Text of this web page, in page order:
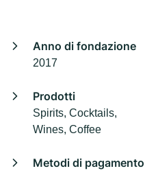
Anno di fondazione
2017
Prodotti
Spirits, Cocktails,
Wines, Coffee
Metodi di pagamento